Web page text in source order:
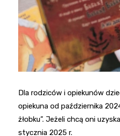
Dla rodziców i opiekunów
opiekuna od października
żłobku”. Jeżeli chcą oni
stycznia 2025 r.